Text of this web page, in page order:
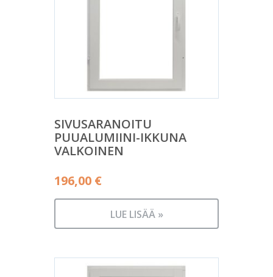
SIVUSARANOITU
PUUALUMIINI-IKKUNA
VALKOINEN
196,00 €
LUE LISÄÄ »